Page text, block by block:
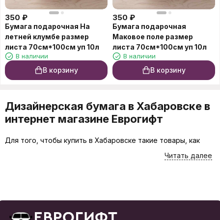
350 ₽
Бумага подарочная На
летней клумбе размер
листа 70см*100см уп 10л
В наличии
В корзину
350 ₽
Бумага подарочная
Маковое поле размер
листа 70см*100см уп 10л
В наличии
В корзину
Дизайнерская бумага в Хабаровске в
интернет магазине Еврогифт
Для того, чтобы купить в Хабаровске такие товары, как
каталогом интернет-магазина Еврогифт. Вы можете
ассортименте, а подробные характеристики помогут Вам
сделать выбор с минимальными затратами времени.
Читать далее